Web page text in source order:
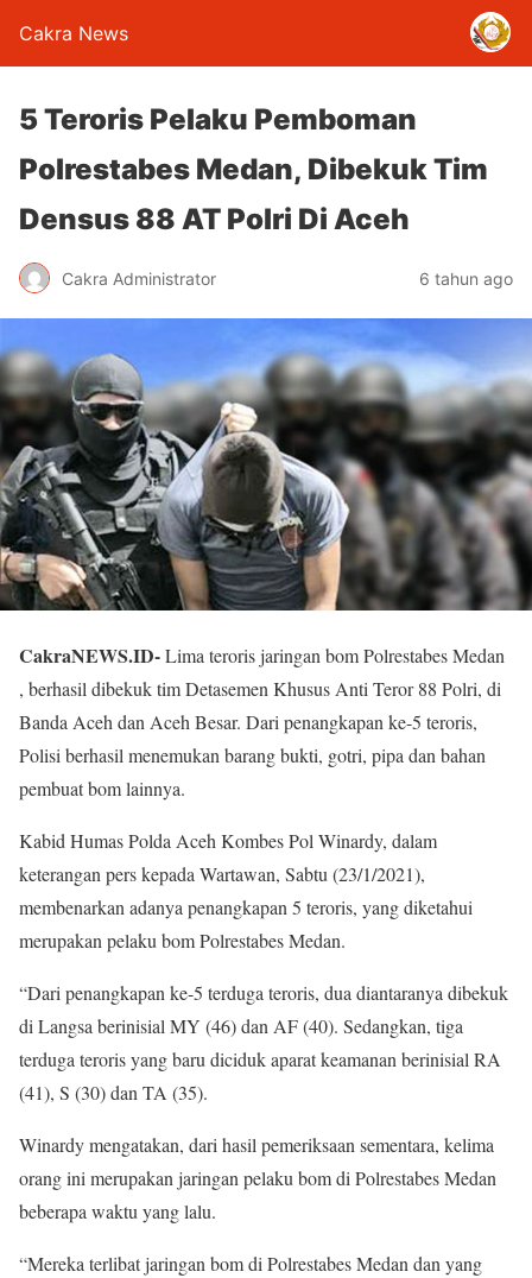
Cakra News
5 Teroris Pelaku Pemboman
Polrestabes Medan, Dibekuk Tim
Densus 88 AT Polri Di Aceh
Cakra Administrator 6 tahun ago
CakraNEWS.ID-Lima teroris jaringan bom Polrestabes Medan
, berhasil dibekuk tim Detasemen Khusus Anti Teror 88 Polri, di
Banda Aceh dan Aceh Besar. Dari penangkapan ke-5 teroris,
Polisi berhasil menemukan barang bukti, gotri, pipa dan bahan
pembuat bom lainnya.
Kabid Humas Polda Aceh Kombes Pol Winardy, dalam
keterangan pers kepada Wartawan, Sabtu (23/1/2021),
membenarkan adanya penangkapan 5 teroris, yang diketahui
merupakan pelaku bom Polrestabes Medan.
“Dari penangkapan ke-5 terduga teroris, dua diantaranya dibekuk
di Langsa berinisial MY (46) dan AF (40). Sedangkan, tiga
terduga teroris yang baru diciduk aparat keamanan berinisial RA
(41), S (30) dan TA (35).
Winardy mengatakan, dari hasil pemeriksaan sementara, kelima
orang ini merupakan jaringan pelaku bom di Polrestabes Medan
beberapa waktu yang lalu.
“Mereka terlibat jaringan bom di Polrestabes Medan dan yang